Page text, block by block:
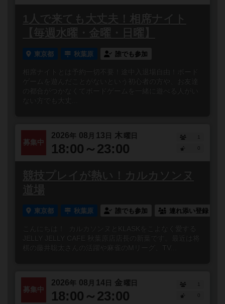
1人で来ても大丈夫！相席ナイト
【毎週水曜・金曜・日曜】
東京都 秋葉原 誰でも参加
相席ナイトとは予約一切不要！途中入退場自由！ボード
ゲームを遊んだことがないという初心者の方や、お友達
の都合がつかなくてボードゲームを一緒に遊べる人がい
ない方でも大丈...
募集中
2026年 08 月 13 日 木曜日
18:00～23:00
1
競技プレイが熱い！カルカソンヌ
道場
東京都 秋葉原 誰でも参加 連れ添い登録
こんにちは！ カルカソンヌとKLASKをこよなく愛する
JELLY JELLY CAFE 秋葉原店店長の新葉です。最近は将
棋の藤井聡太さんの活躍や麻雀のMリーグ、TV...
募集中
2026年 08 月 14 日 金曜日
18:00～23:00
1